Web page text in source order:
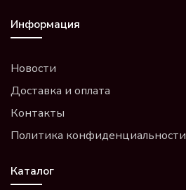
Информация
Новости
Доставка и оплата
Контакты
Политика конфиденциальности
Каталог